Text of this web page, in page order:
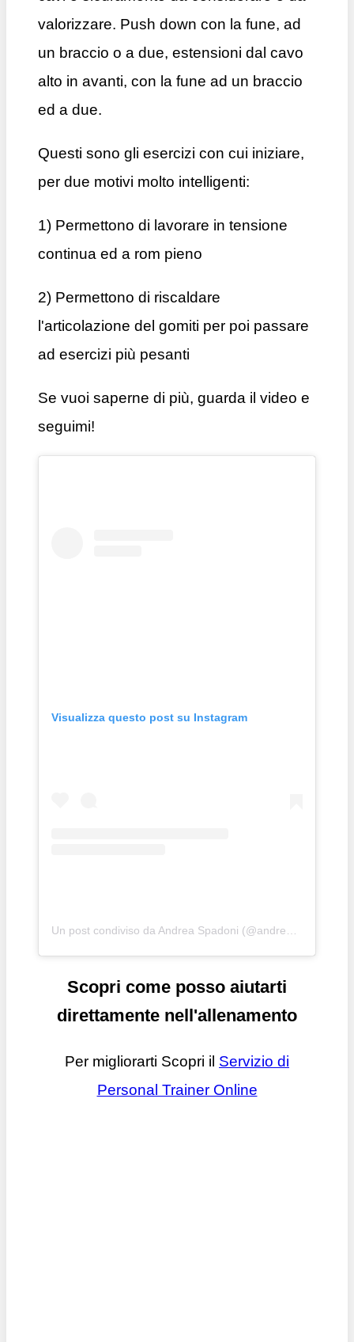
valorizzare. Push down con la fune, ad
un braccio o a due, estensioni dal cavo
alto in avanti, con la fune ad un braccio
ed a due.
Questi sono gli esercizi con cui iniziare,
per due motivi molto intelligenti:
1) Permettono di lavorare in tensione
continua ed a rom pieno
2) Permettono di riscaldare
l'articolazione del gomiti per poi passare
ad esercizi più pesanti
Se vuoi saperne di più, guarda il video e
seguimi!
Visualizza questo post su Instagram
Scopri come posso aiutarti
direttamente nell'allenamento
Per migliorarti Scopri il Servizio di
Personal Trainer Online